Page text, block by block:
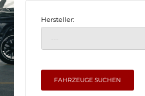
Hersteller:
FAHRZEUGE SUCHEN